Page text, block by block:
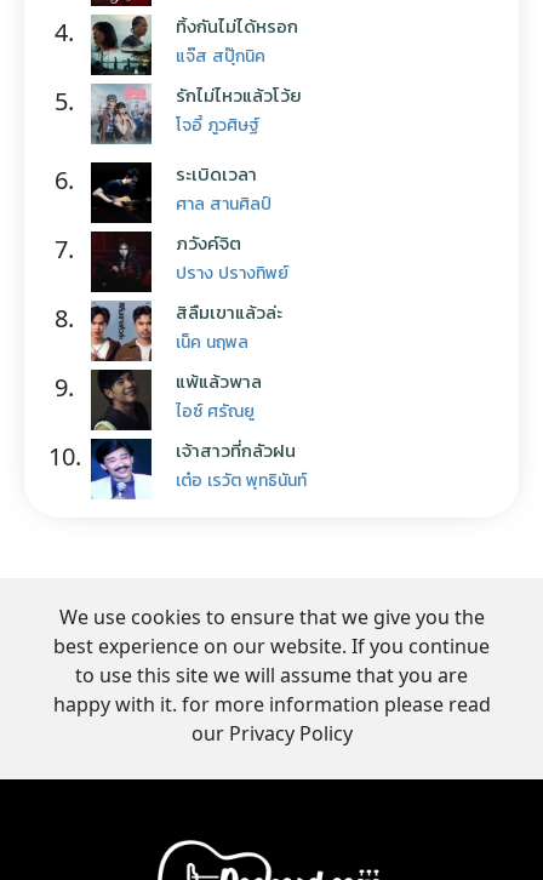
4. ทิ้งกันไม่ได้หรอก
แจ๊ส สปุ๊กนิค
5. รักไม่ไหวแล้วโว้ย
โจอี้ ภูวศิษฐ์
6. ระเบิดเวลา
ศาล สานศิลป์
7. ภวังค์จิต
ปราง ปรางทิพย์
8. สิลืมเขาแล้วล่ะ
เน็ค นฤพล
9. แพ้แล้วพาล
ไอซ์ ศรัณยู
10. เจ้าสาวที่กลัวฝน
เต๋อ เรวัต พุทธินันท์
We use cookies to ensure that we give you the
best experience on our website. If you continue
to use this site we will assume that you are
happy with it. for more information please read
our Privacy Policy